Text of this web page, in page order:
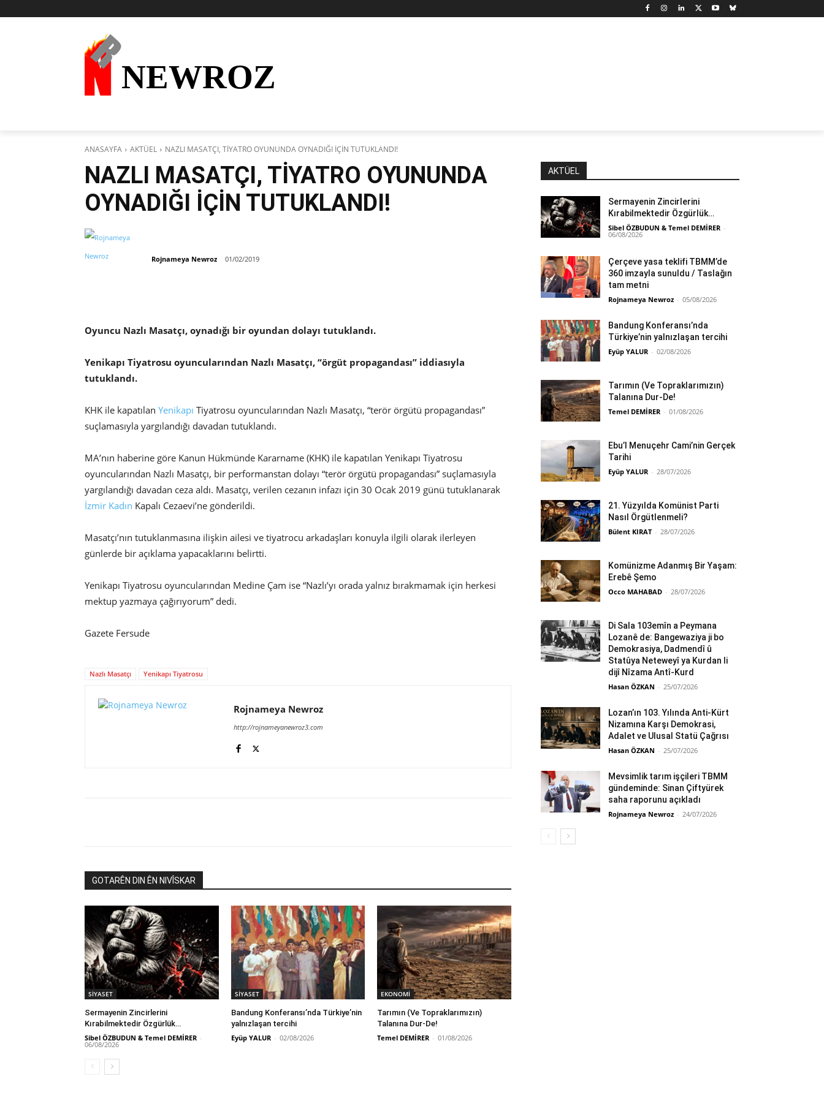
NEWROZ
ANASAYFA AKTÜEL NAZLI MASATÇI, TİYATRO OYUNUNDA OYNADIĞI İÇİN TUTUKLANDI!
NAZLI MASATÇI, TİYATRO OYUNUNDA
OYNADIĞI İÇİN TUTUKLANDI!
Rojnameya Newroz 01/02/2019
Oyuncu Nazlı Masatçı, oynadığı bir oyundan dolayı tutuklandı.
Yenikapı Tiyatrosu oyuncularından Nazlı Masatçı, “örgüt propagandası” iddiasıyla
tutuklandı.
KHK ile kapatılan Yenikapı Tiyatrosu oyuncularından Nazlı Masatçı, “terör örgütü propagandası”
suçlamasıyla yargılandığı davadan tutuklandı.
MA’nın haberine göre Kanun Hükmünde Kararname (KHK) ile kapatılan Yenikapı Tiyatrosu
oyuncularından Nazlı Masatçı, bir performanstan dolayı “terör örgütü propagandası” suçlamasıyla
yargılandığı davadan ceza aldı. Masatçı, verilen cezanın infazı için 30 Ocak 2019 günü tutuklanarak
İzmir Kadın Kapalı Cezaevi’ne gönderildi.
Masatçı’nın tutuklanmasına ilişkin ailesi ve tiyatrocu arkadaşları konuyla ilgili olarak ilerleyen
günlerde bir açıklama yapacaklarını belirtti.
Yenikapı Tiyatrosu oyuncularından Medine Çam ise “Nazlı’yı orada yalnız bırakmamak için herkesi
mektup yazmaya çağırıyorum” dedi.
Gazete Fersude
Nazlı Masatçı Yenikapı Tiyatrosu
Rojnameya Newroz
http://rojnameyanewroz3.com
GOTARÊN DIN ÊN NIVÎSKAR
SİYASET
Sermayenin Zincirlerini
Kırabilmektedir Özgürlük…
Sibel ÖZBUDUN & Temel DEMİRER -
06/08/2026
SİYASET
Bandung Konferansı’nda Türkiye’nin
yalnızlaşan tercihi
Eyüp YALUR - 02/08/2026
EKONOMİ
Tarımın (Ve Topraklarımızın)
Talanına Dur-De!
Temel DEMİRER - 01/08/2026
AKTÜEL
Sermayenin Zincirlerini
Kırabilmektedir Özgürlük…
Sibel ÖZBUDUN & Temel DEMİRER -
06/08/2026
Çerçeve yasa teklifi TBMM’de
360 imzayla sunuldu / Taslağın
tam metni
Rojnameya Newroz - 05/08/2026
Bandung Konferansı’nda
Türkiye’nin yalnızlaşan tercihi
Eyüp YALUR - 02/08/2026
Tarımın (Ve Topraklarımızın)
Talanına Dur-De!
Temel DEMİRER - 01/08/2026
Ebu’l Menuçehr Cami’nin Gerçek
Tarihi
Eyüp YALUR - 28/07/2026
21. Yüzyılda Komünist Parti
Nasıl Örgütlenmeli?
Bülent KIRAT - 28/07/2026
Komünizme Adanmış Bir Yaşam:
Erebê Şemo
Occo MAHABAD - 28/07/2026
Di Sala 103emîn a Peymana
Lozanê de: Bangewaziya ji bo
Demokrasiya, Dadmendî û
Statûya Neteweyî ya Kurdan li
dijî Nîzama Antî-Kurd
Hasan ÖZKAN - 25/07/2026
Lozan’ın 103. Yılında Anti-Kürt
Nizamına Karşı Demokrasi,
Adalet ve Ulusal Statü Çağrısı
Hasan ÖZKAN - 25/07/2026
Mevsimlik tarım işçileri TBMM
gündeminde: Sinan Çiftyürek
saha raporunu açıkladı
Rojnameya Newroz - 24/07/2026